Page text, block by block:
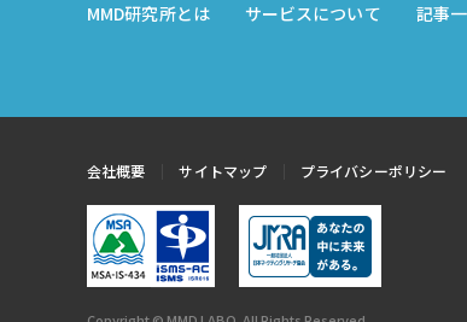
MMD研究所とは サービスについて 記事
会社概要 サイトマップ プライバシーポリシー